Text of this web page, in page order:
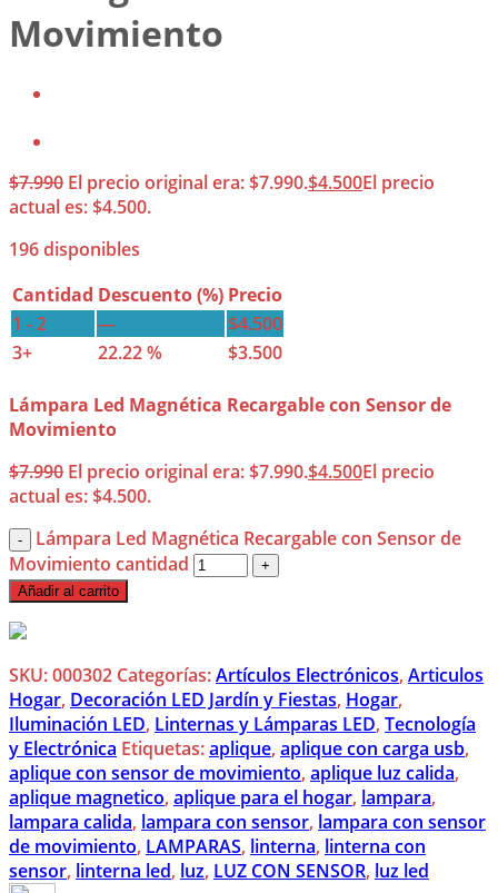
Movimiento
$7.990 El precio original era: $7.990.$4.500El precio
actual es: $4.500.
196 disponibles
Cantidad Descuento (%) Precio
1 - 2
— $4.500
3+
22.22 % $3.500
Lámpara Led Magnética Recargable con Sensor de
Movimiento
$7.990 El precio original era: $7.990.$4.500El precio
actual es: $4.500.
Lámpara Led Magnética Recargable con Sensor de
Movimiento cantidad
Añadir al carrito
SKU:000302 Categorías:Artículos Electrónicos, Articulos
Hogar, Decoración LED Jardín y Fiestas, Hogar,
Iluminación LED, Linternas y Lámparas LED, Tecnología
y Electrónica Etiquetas:aplique, aplique con carga usb,
aplique con sensor de movimiento, aplique luz calida,
aplique magnetico, aplique para el hogar, lampara,
lampara calida, lampara con sensor, lampara con sensor
de movimiento, LAMPARAS, linterna, linterna con
sensor, linterna led, luz, LUZ CON SENSOR, luz led